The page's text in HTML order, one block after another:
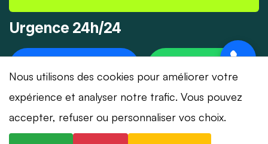
Urgence 24h/24
© 2026 Dépannage-Serrurier.ch - Tous droits
Nous utilisons des cookies pour améliorer votre
expérience et analyser notre trafic. Vous pouvez
accepter, refuser ou personnaliser vos choix.